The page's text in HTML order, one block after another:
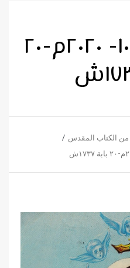
الجمعة ٣٠- ١٠- ٢٠٢٠م-٢٠
من الكتاب المقدس